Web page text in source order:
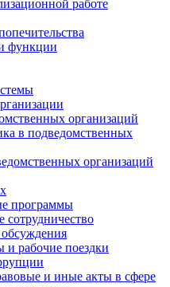
работе
функции
организаций
в подведомственных
организаций
программы
рабочие поездки
и иные акты в сфере